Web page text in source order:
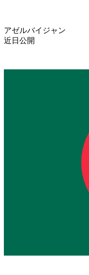
アゼルバイジャン
近日公開